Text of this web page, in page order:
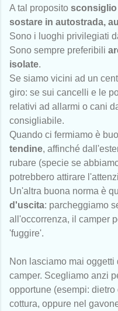
A tal proposito
sostare in autostrada,
Sono i luoghi privilegiati
Sono sempre preferibili
isolate.
Se siamo vicini ad un
giro: se sui cancelli e le
relativi ad allarmi o cani
consigliabile.
Quando ci fermiamo è
tendine, affinché
rubare (specie se
potrebbero attirare
Un'altra buona norma è
d'uscita: parcheggiamo
all'occorrenza, il camper
'fuggire'.
Non lasciamo mai
camper. Scegliamo anzi
opportune (esempi:
cottura, oppure nel